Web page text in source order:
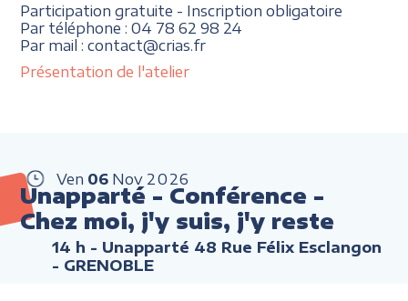
Participation gratuite - Inscription obligatoire
Par téléphone : 04 78 62 98 24
Par mail : contact@crias.fr
Présentation de l'atelier
Ven 06 Nov 2026
Unapparté - Conférence -
Chez moi, j'y suis, j'y reste
14 h - Unapparté 48 Rue Félix Esclangon
- GRENOBLE